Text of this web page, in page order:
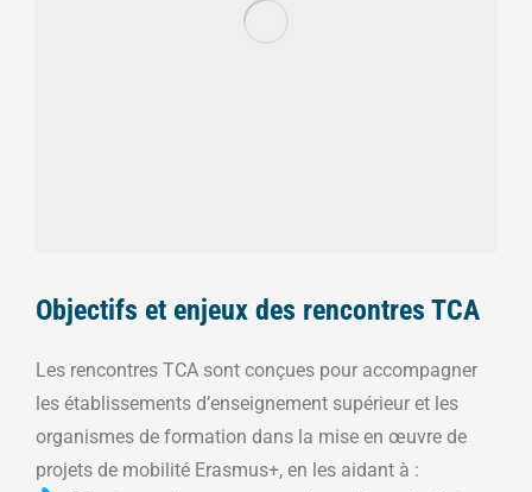
Objectifs et enjeux des rencontres TCA
Les rencontres TCA sont conçues pour accompagner
les établissements d’enseignement supérieur et les
organismes de formation dans la mise en œuvre de
projets de mobilité Erasmus+, en les aidant à :